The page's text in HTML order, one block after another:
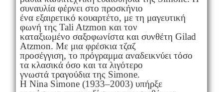
συναυλία φέρνει στο προσκήνιο
ένα εξαιρετικό κουαρτέτο, με τη μαγευτική
φωνή της Tali Atzmon και τον
καταξιωμένο σαξοφωνίστα και συνθέτη Gilad
Atzmon. Με μια φρέσκια τζαζ
προσέγγιση, το πρόγραμμα αναδεικνύει τόσο
τα κλασικά όσο και τα λιγότερο
γνωστά τραγούδια της Simone.
Η Nina Simone (1933–2003) υπήρξε